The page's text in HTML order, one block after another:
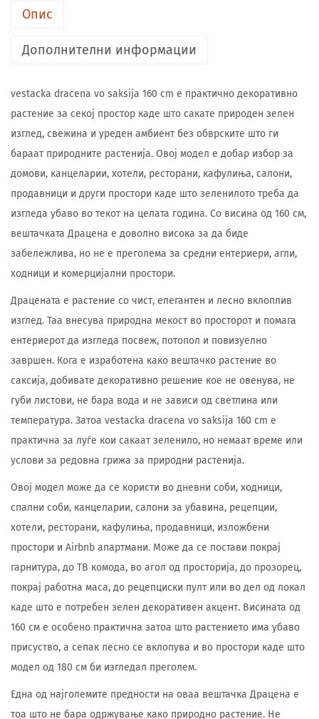
Опис
Дополнителни информации
vestacka dracena vo saksija 160 cm е практично декоративно
растение за секој простор каде што сакате природен зелен
изглед, свежина и уреден амбиент без обврските што ги
бараат природните растенија. Овој модел е добар избор за
домови, канцеларии, хотели, ресторани, кафулиња, салони,
продавници и други простори каде што зеленилото треба да
изгледа убаво во текот на целата година. Со висина од 160 см,
вештачката Драцена е доволно висока за да биде
забележлива, но не е преголема за средни ентериери, агли,
ходници и комерцијални простори.
Драцената е растение со чист, елегантен и лесно вклоплив
изглед. Таа внесува природна мекост во просторот и помага
ентериерот да изгледа посвеж, потопол и повизуелно
завршен. Кога е изработена како вештачко растение во
саксија, добивате декоративно решение кое не овенува, не
губи листови, не бара вода и не зависи од светлина или
температура. Затоа vestacka dracena vo saksija 160 cm е
практична за луѓе кои сакаат зеленило, но немаат време или
услови за редовна грижа за природни растенија.
Овој модел може да се користи во дневни соби, ходници,
спални соби, канцеларии, салони за убавина, рецепции,
хотели, ресторани, кафулиња, продавници, изложбени
простори и Airbnb апартмани. Може да се постави покрај
гарнитура, до ТВ комода, во агол од просторија, до прозорец,
покрај работна маса, до рецепциски пулт или во дел од локал
каде што е потребен зелен декоративен акцент. Висината од
160 см е особено практична затоа што растението има убаво
присуство, а сепак лесно се вклопува и во простори каде што
модел од 180 см би изгледал преголем.
Една од најголемите предности на оваа вештачка Драцена е
тоа што не бара одржување како природно растение. Не